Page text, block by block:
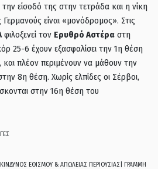
είσοδό της στην τετράδα και η νίκη
είναι «μονόδρομος». Στις
φιλοξενεί τον Ερυθρό Αστέρα στη
25-6 έχουν εξασφαλίσει την 1η θέση
πλέον περιμένουν να μάθουν την
8η θέση. Χωρίς ελπίδες οι Σέρβοι,
στην 16η θέση του
ΕΘΙΣΜΟΥ & ΑΠΩΛΕΙΑΣ ΠΕΡΙΟΥΣΙΑΣ| ΓΡΑΜΜΗ